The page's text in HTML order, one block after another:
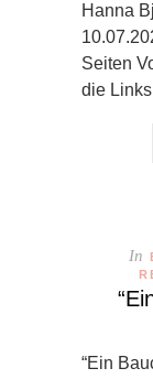
Hanna
Seiten
die
In
“Ein